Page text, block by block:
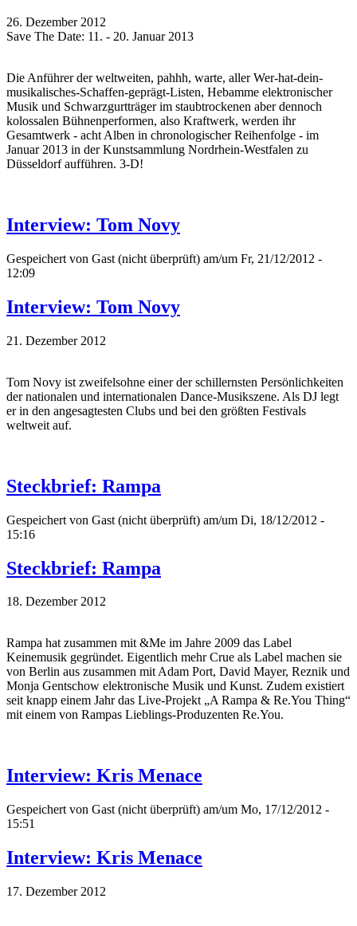
26. Dezember 2012
Save The Date: 11. - 20. Januar 2013
Die Anführer der weltweiten, pahhh, warte, aller Wer-hat-dein-
musikalisches-Schaffen-geprägt-Listen, Hebamme elektronischer
Musik und Schwarzgurtträger im staubtrockenen aber dennoch
kolossalen Bühnenperformen, also Kraftwerk, werden ihr
Gesamtwerk - acht Alben in chronologischer Reihenfolge - im
Januar 2013 in der Kunstsammlung Nordrhein-Westfalen zu
Düsseldorf aufführen. 3-D!
Interview: Tom Novy
Gespeichert von Gast (nicht überprüft) am/um Fr, 21/12/2012 -
12:09
Interview: Tom Novy
21. Dezember 2012
Tom Novy ist zweifelsohne einer der schillernsten Persönlichkeiten
der nationalen und internationalen Dance-Musikszene. Als DJ legt
er in den angesagtesten Clubs und bei den größten Festivals
weltweit auf.
Steckbrief: Rampa
Gespeichert von Gast (nicht überprüft) am/um Di, 18/12/2012 -
15:16
Steckbrief: Rampa
18. Dezember 2012
Rampa hat zusammen mit &Me im Jahre 2009 das Label
Keinemusik gegründet. Eigentlich mehr Crue als Label machen sie
von Berlin aus zusammen mit Adam Port, David Mayer, Reznik und
Monja Gentschow elektronische Musik und Kunst. Zudem existiert
seit knapp einem Jahr das Live-Projekt „A Rampa & Re.You Thing“
mit einem von Rampas Lieblings-Produzenten Re.You.
Interview: Kris Menace
Gespeichert von Gast (nicht überprüft) am/um Mo, 17/12/2012 -
15:51
Interview: Kris Menace
17. Dezember 2012